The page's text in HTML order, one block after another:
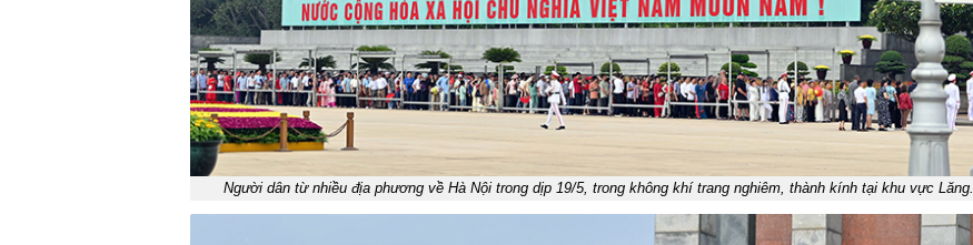
Người dân từ nhiều địa phương về Hà Nội trong dịp 19/5, trong không khí trang nghiêm, thành kính tại khu vực Lăng.